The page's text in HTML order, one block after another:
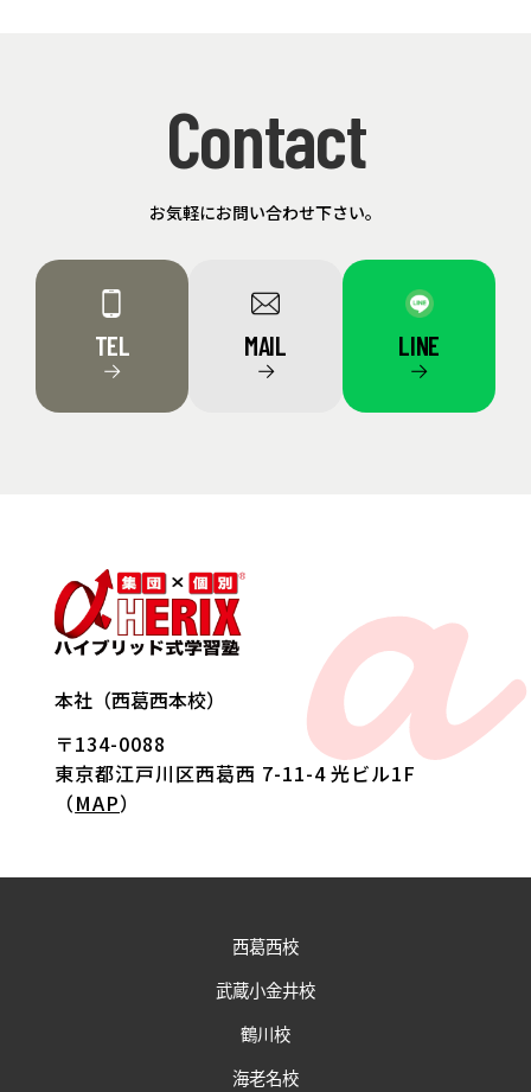
Contact
お気軽にお問い合わせ下さい。
TEL
→
MAIL
→
LINE
→
本社（西葛西本校）
〒134-0088
東京都江戸川区西葛西 7-11-4 光ビル1F
（MAP） a
西葛西校
武蔵小金井校
鶴川校
海老名校